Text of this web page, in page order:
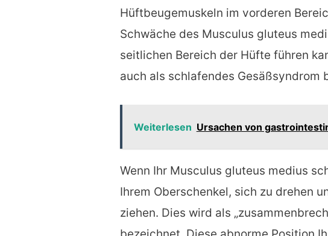
Hüftbeugemuskeln im vorderen
Schwäche des Musculus gluteus
seitlichen Bereich der Hüfte führen
auch als schlafendes Gesäßsyndrom
Weiterlesen Ursachen von
Wenn Ihr Musculus gluteus medius
Ihrem Oberschenkel, sich zu drehen
ziehen. Dies wird als